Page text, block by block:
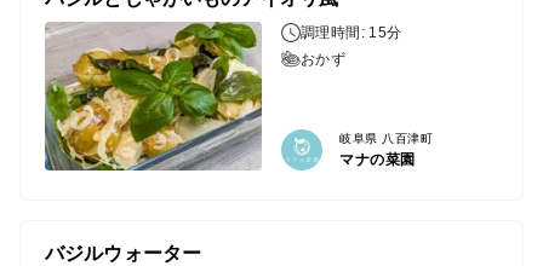
調理時間: 15分
おかず
岐阜県 八百津町
マナの菜園
バジルウォーター